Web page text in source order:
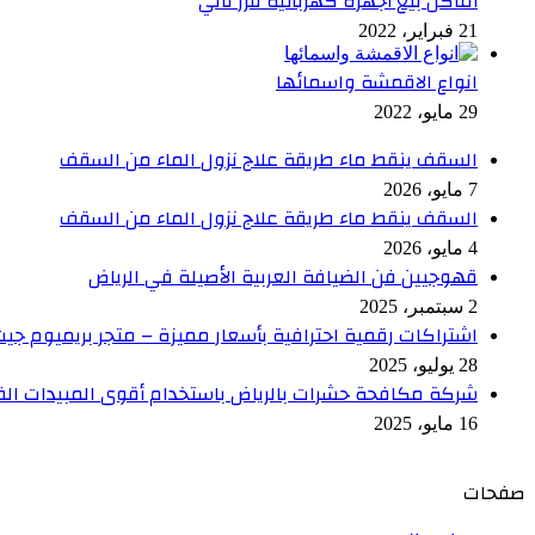
21 فبراير، 2022
انواع الاقمشة واسمائها
29 مايو، 2022
السقف ينقط ماء طريقة علاج نزول الماء من السقف
7 مايو، 2026
السقف ينقط ماء طريقة علاج نزول الماء من السقف
4 مايو، 2026
قهوجيين فن الضيافة العربية الأصيلة في الرياض
2 سبتمبر، 2025
اشتراكات رقمية احترافية بأسعار مميزة – متجر بريميوم
28 يوليو، 2025
شركة مكافحة حشرات بالرياض باستخدام أقوى المبيدات
16 مايو، 2025
صفحات